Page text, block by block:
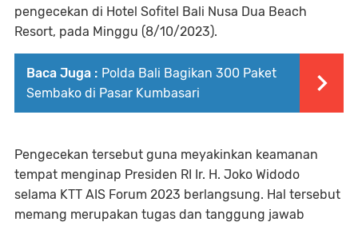
pengecekan di Hotel Sofitel Bali Nusa Dua Beach
Resort, pada Minggu (8/10/2023).
Baca Juga : Polda Bali Bagikan 300 Paket
Sembako di Pasar Kumbasari
Pengecekan tersebut guna meyakinkan keamanan
tempat menginap Presiden RI Ir. H. Joko Widodo
selama KTT AIS Forum 2023 berlangsung. Hal tersebut
memang merupakan tugas dan tanggung jawab